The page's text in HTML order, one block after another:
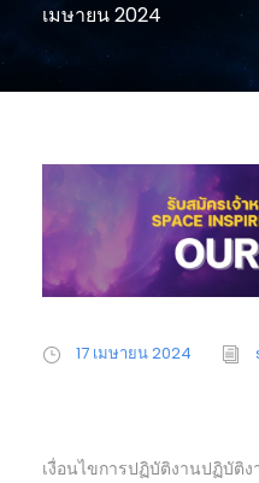
เมษายน 2024
17 เมษายน 2024
เงื่อนไขการปฏิบัติงานปฏิบัติ